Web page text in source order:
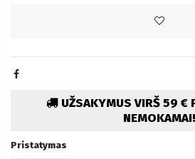
UŽSAKYMUS VIRŠ 59 €
NEMOKAMAI!
Pristatymas